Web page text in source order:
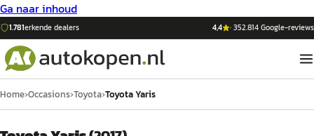
Ga naar inhoud
1.781erkende dealers 4,4 ·352.814Google-reviews
Home›Occasions›Toyota›Toyota Yaris